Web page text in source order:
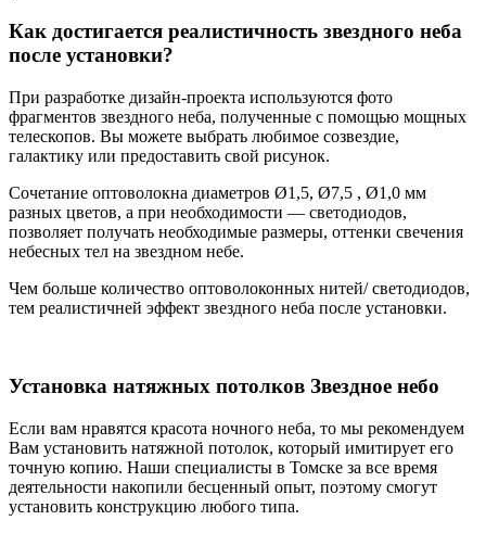
Как достигается реалистичность звездного неба
после установки?
При разработке дизайн-проекта используются фото
фрагментов звездного неба, полученные с помощью мощных
телескопов. Вы можете выбрать любимое созвездие,
галактику или предоставить свой рисунок.
Сочетание оптоволокна диаметров Ø1,5, Ø7,5 , Ø1,0 мм
разных цветов, а при необходимости — светодиодов,
позволяет получать необходимые размеры, оттенки свечения
небесных тел на звездном небе.
Чем больше количество оптоволоконных нитей/ светодиодов,
тем реалистичней эффект звездного неба после установки.
Установка натяжных потолков Звездное небо
Если вам нравятся красота ночного неба, то мы рекомендуем
Вам установить натяжной потолок, который имитирует его
точную копию. Наши специалисты в Томске за все время
деятельности накопили бесценный опыт, поэтому смогут
установить конструкцию любого типа.